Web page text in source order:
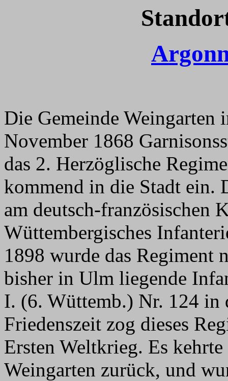
Die Gemeinde Weingarten
November 1868
das 2. Herzöglische
kommend in die Stadt ein.
am deutsch-französischen
Wüttembergisches
1898 wurde das Regiment
bisher in Ulm liegende
I. (6. Wüttemb.) Nr. 124 in
Friedenszeit zog dieses
Ersten Weltkrieg. Es
Weingarten zurück, und